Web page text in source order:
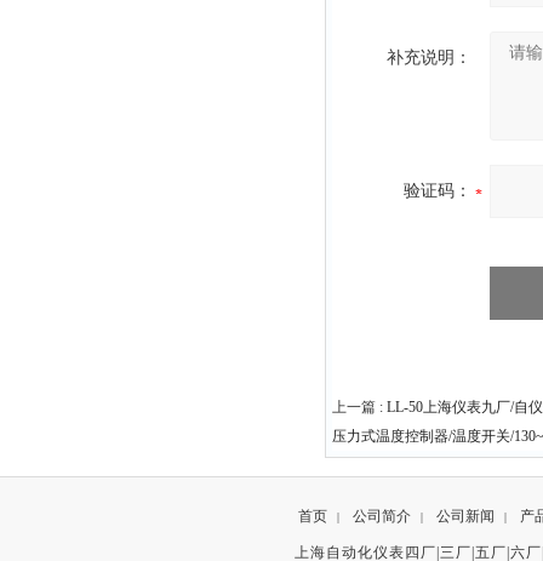
补充说明：
验证码：
上一篇 : LL-50上海仪表九厂/自
压力式温度控制器/温度开关/
首页 | 公司简介 | 公司新闻 | 产
上海自动化仪表四厂|三厂|五厂|六